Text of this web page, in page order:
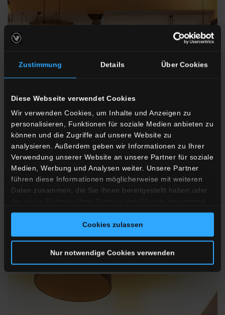
Zustimmung Details Über Cookies
Diese Webseite verwendet Cookies
Wir verwenden Cookies, um Inhalte und Anzeigen zu
personalisieren, Funktionen für soziale Medien anbieten zu
können und die Zugriffe auf unsere Website zu
analysieren. Außerdem geben wir Informationen zu Ihrer
Verwendung unserer Website an unsere Partner für soziale
Medien, Werbung und Analysen weiter. Unsere Partner
führen diese Informationen möglicherweise mit weiteren
Daten zusammen, die Sie ihnen bereitgestellt haben oder
haben.
Cookies zulassen
Nur notwendige Cookies verwenden
Vivadi Rustico
Steaks and brick-oven pizza